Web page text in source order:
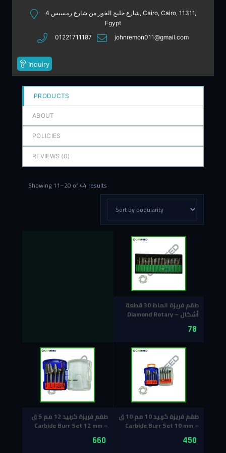
of
4 شارع خليج الخور من شارع رمسيس, Cairo, Cairo, 11311,
Egypt
01221711187
johnremon011@gmail.com
Inquiry
PRODUCTS
ABOUT
POLICIES
REVIEWS (0)
Showing 11–20 of 44 results
طقم فريزة الماظ 30 قطعة
أشكال – Diamond Rotary
File Set (30 pcs)
78
طقم فريزة كربيد 12 مم 5 ق
– Carbide Burr Set 12 mm
(5 pcs)
660
طقم فريزة كربيد 10 مم 10 ق
– Carbide Burr Set 10 mm
(10 pcs)
450